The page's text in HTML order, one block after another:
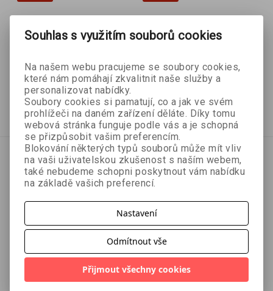
Veronika Řezníčková
314 Kč 349 Kč
Přidat do košíku
Michael Kerrigan
269 Kč
Přidat do košíku
Souhlas s využitím souborů cookies
Na našem webu pracujeme se soubory cookies,
které nám pomáhají zkvalitnit naše služby a
personalizovat nabídky.
Soubory cookies si pamatují, co a jak ve svém
prohlížeči na daném zařízení děláte. Díky tomu
webová stránka funguje podle vás a je schopná
se přizpůsobit vašim preferencím.
Blokování některých typů souborů může mít vliv
na vaši uživatelskou zkušenost s naším webem,
také nebudeme schopni poskytnout vám nabídku
na základě vašich preferencí.
Nastavení
Odmítnout vše
Přijmout všechny cookies